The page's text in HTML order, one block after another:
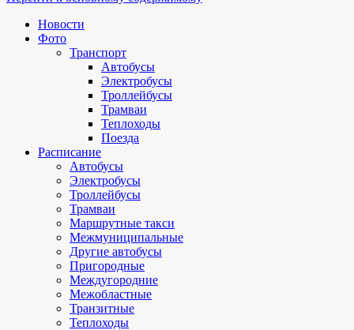
Новости
Фото
Транспорт
Автобусы
Электробусы
Троллейбусы
Трамваи
Теплоходы
Поезда
Расписание
Автобусы
Электробусы
Троллейбусы
Трамваи
Маршрутные такси
Межмуниципальные
Другие автобусы
Пригородные
Междугородние
Межобластные
Транзитные
Теплоходы